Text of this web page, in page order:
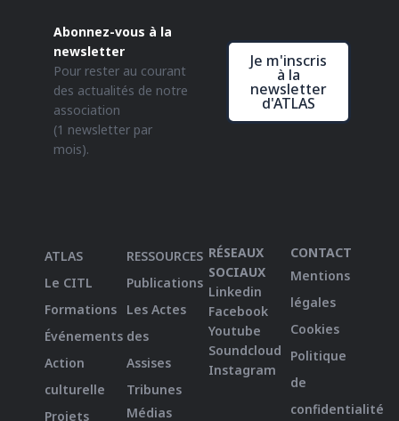
Abonnez-vous à la
newsletter
Pour rester au courant
des actualités de notre
association
(1 newsletter par
mois).
Je m'inscris
à la
newsletter
d'ATLAS
ATLAS
Le CITL
Formations
Événements
Action
culturelle
Projets
RESSOURCES
Publications
Les Actes
des
Assises
Tribunes
Médias
RÉSEAUX
SOCIAUX
Linkedin
Facebook
Youtube
Soundcloud
Instagram
CONTACT
Mentions
légales
Cookies
Politique
de
confidentialité